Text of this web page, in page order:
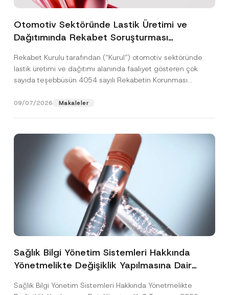
Otomotiv Sektöründe Lastik Üretimi ve
Dağıtımında Rekabet Soruşturması
Cezasına Hükmedilmiştir
Rekabet Kurulu tarafından (“Kurul”) otomotiv sektöründe
lastik üretimi ve dağıtımı alanında faaliyet gösteren çok
sayıda teşebbüsün 4054 sayılı Rekabetin Korunması
09/07/2026 Makaleler
Sağlık Bilgi Yönetim Sistemleri Hakkında
Yönetmelikte Değişiklik Yapılmasına Dair
Sağlık Bilgi Yönetim Sistemleri Hakkında Yönetmelikte